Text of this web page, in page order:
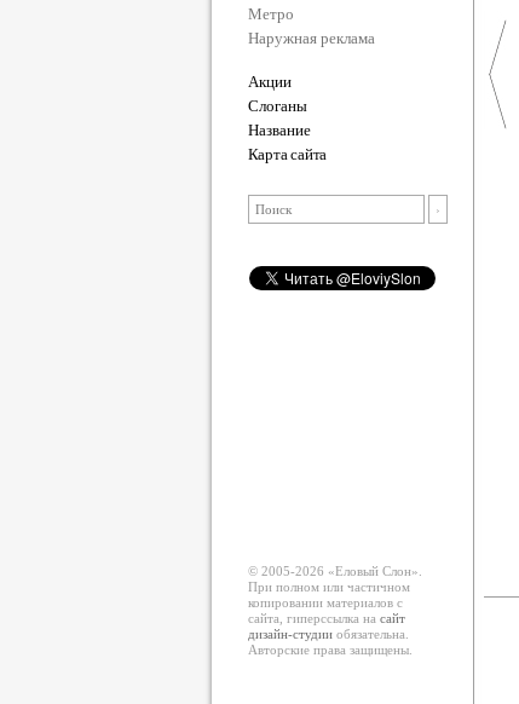
Метро
Наружная реклама
Акции
Слоганы
Название
Карта сайта
© 2005-2026 «Еловый Cлон».
При полном или частичном
копировании материалов с
сайта, гиперссылка на сайт
дизайн-студииобязательна.
Авторские права защищены.